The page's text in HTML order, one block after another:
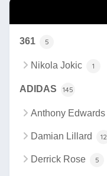
361 5
Nikola Jokic 1
ADIDAS 145
Anthony Edwards
Damian Lillard 12
Derrick Rose 5